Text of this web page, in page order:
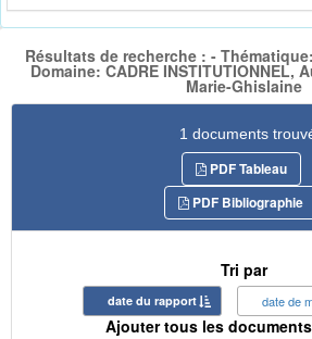
Résultats de recherche : -
Domaine: CADRE INSTITUTIONNEL,
Marie-Ghislaine
1 documents
PDF Tableau
PDF Bibliographie
Tri par
date du rapport date de
Ajouter tous les